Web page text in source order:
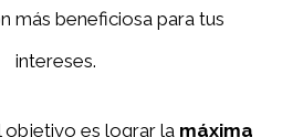
más beneficiosa para tus
intereses.
objetivo es lograr la máxima